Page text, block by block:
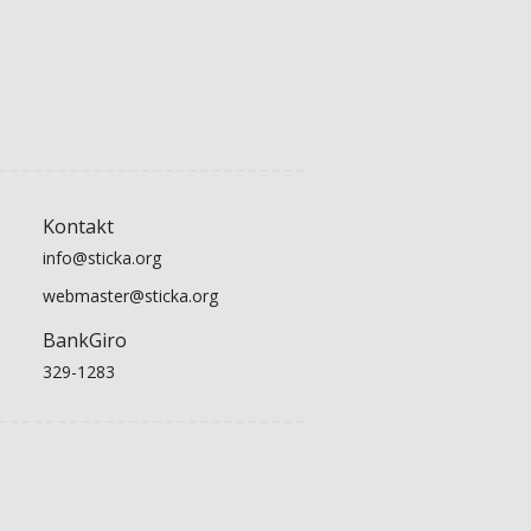
Kontakt
info@sticka.org
webmaster@sticka.org
BankGiro
329-1283